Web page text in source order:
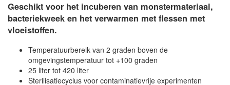
Geschikt voor het incuberen van monstermateriaal,
bacteriekweek en het verwarmen met flessen met
vloeistoffen.
Temperatuurbereik van 2 graden boven de
omgevingstemperatuur tot +100 graden
25 liter tot 420 liter
Sterilisatiecyclus voor contaminatievrije experimenten